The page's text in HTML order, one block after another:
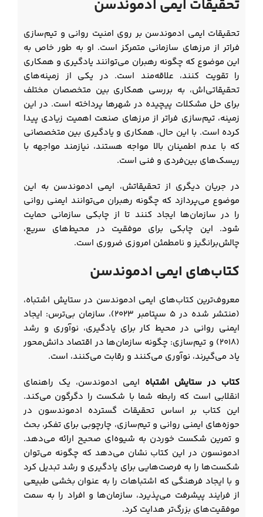
تحقیقات ایمی ادموندسن
تحقیقات ایمی ادموندسن بر روی امنیت روانی و تیم‌سازی
فراتر از مرزهای سازمانی متمرکز است. او به طور خاص به
این موضوع که چگونه رهبران می‌توانند یادگیری و همکاری
را تقویت کنند، علاقه‌مند است. در یکی از زمینه‌های
تحقیقاتی‌اش، به بررسی همکاری بین متخصصان مختلف
برای حل مشکلات پیچیده در شهرها پرداخته است. در این
زمینه، تیم‌سازی فراتر از مرزهای صنعت اهمیت زیادی پیدا
کرده است. با این حال، همکاری و یادگیری بین متخصصانی
که با عدم اطمینان بالا مواجه هستند، نیازمند مواجهه با
ریسک‌های بین‌فردی و فنی است.
در جریان دیگری از تحقیقاتش، ایمی ادموندسن به این
موضوع می‌پردازد که چگونه رهبران می‌توانند ایمنی روانی
را در سازمان‌ها ایجاد کنند تا از چابکی سازمانی حمایت
شود. این چابکی برای موفقیت در محیط‌های سریع،
چالش‌برانگیز و نامطمئن امروزی ضروری است.
کتاب‌های ایمی ادموندسن
معروف‌ترین کتاب‌های ایمی ادموندسن در ستایش اشتباه،
(منتشر شده در ۵ سپتامبر ۲۰۲۳)، سازمان بی‌ترس: ایجاد
ایمنی روانی در محیط کار برای یادگیری، نوآوری و رشد
(۲۰۱۸) و تیم‌سازی: چگونه سازمان‌ها در اقتصاد دانش‌محور
یاد می‌گیرند، نوآوری می‌کنند و رقابت می‌کنند، است.
کتاب در ستایش اشتباه ایمی ادموندسن، یک راهنمای
انقلابی است که رابطه شما با شکست را دگرگون می‌کند.
این کتاب بر اساس تحقیقات گسترده ادموندسون در
حوزه‌های ایمنی روانی و تیم‌سازی، چارچوبی برای تفکر، بحث
و تمرین شکست خوردن به شیوه‌ای صحیح ارائه می‌دهد.
ادمونسون در این کتاب نشان می‌دهد که چگونه می‌توان
شکست‌ها را به فرصت‌هایی برای یادگیری و رشد تبدیل کرد
و با ایجاد فرهنگی که اشتباهات را به عنوان بخشی طبیعی
از فرایند پیشرفت می‌پذیرد، سازمان‌ها و افراد را به سمت
موفقیت‌های بزرگ‌تر هدایت کرد.